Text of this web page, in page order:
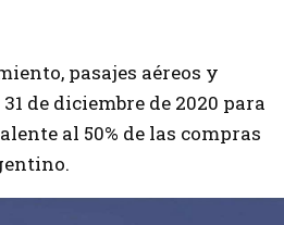
pasajes aéreos y
de diciembre de 2020 para
al 50% de las compras